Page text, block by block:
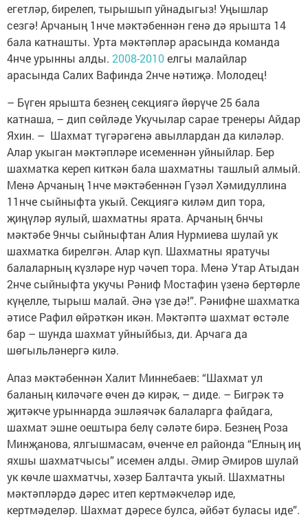
егетләр, бирелеп, тырышып уйнадыгыз! Уңышлар
сезгә! Арчаның 1нче мәктәбеннән генә дә ярышта 14
бала катнашты. Урта мәктәпләр арасында команда
4нче урынны алды. 2008-2010елгы малайлар
арасында Салих Вафинда 2нче нәтиҗә. Молодец!
– Бүген ярышта безнең секциягә йөрүче 25 бала
катнаша, – дип сөйләде Укучылар сарае тренеры Айдар
Яхин. – Шахмат түгәрәгенә авыллардан да киләләр.
Алар укыган мәктәпләре исеменнән уйныйлар. Бер
шахматка кереп киткән бала шахматны ташлый алмый.
Менә Арчаның 1нче мәктәбеннән Гүзәл Хәмидуллина
11нче сыйныфта укый. Секциягә киләм дип тора,
җиңүләр яулый, шахматны ярата. Арчаның 6нчы
мәктәбе 9нчы сыйныфтан Алия Нурмиева шулай ук
шахматка бирелгән. Алар күп. Шахматны яратучы
балаларның күзләре нур чәчеп тора. Менә Утар Атыдан
2нче сыйныфта укучы Рәниф Мостафин үзенә бертөрле
күңелле, тырыш малай. Әнә үзе дә!”. Рәнифне шахматка
әтисе Рафил өйрәткән икән. Мәктәптә шахмат өстәле
бар – шунда шахмат уйныйбыз, ди. Арчага да
шөгыльләнергә килә.
Апаз мәктәбеннән Халит Миннебаев: “Шахмат ул
баланың киләчәге өчен дә кирәк, – диде. – Бигрәк тә
җитәкче урыннарда эшләячәк балаларга файдага,
шахмат эшне оештыра белү сәләте бирә. Безнең Роза
Минҗанова, ялгышмасам, өченче ел районда “Елның иң
яхшы шахматчысы” исемен алды. Әмир Әмиров шулай
ук көчле шахматчы, хәзер Балтачта укый. Шахматны
мәктәпләрдә дәрес итеп кертмәкчеләр иде,
кертмәделәр. Шахмат дәресе булса, әйбәт буласы иде”.